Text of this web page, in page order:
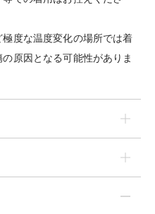
度な温度変化の場所では着
原因となる可能性がありま